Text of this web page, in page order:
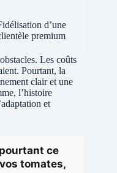
d’une
premium
Les coûts
Pourtant, la
clair et une
l’histoire
et
ce
tomates,